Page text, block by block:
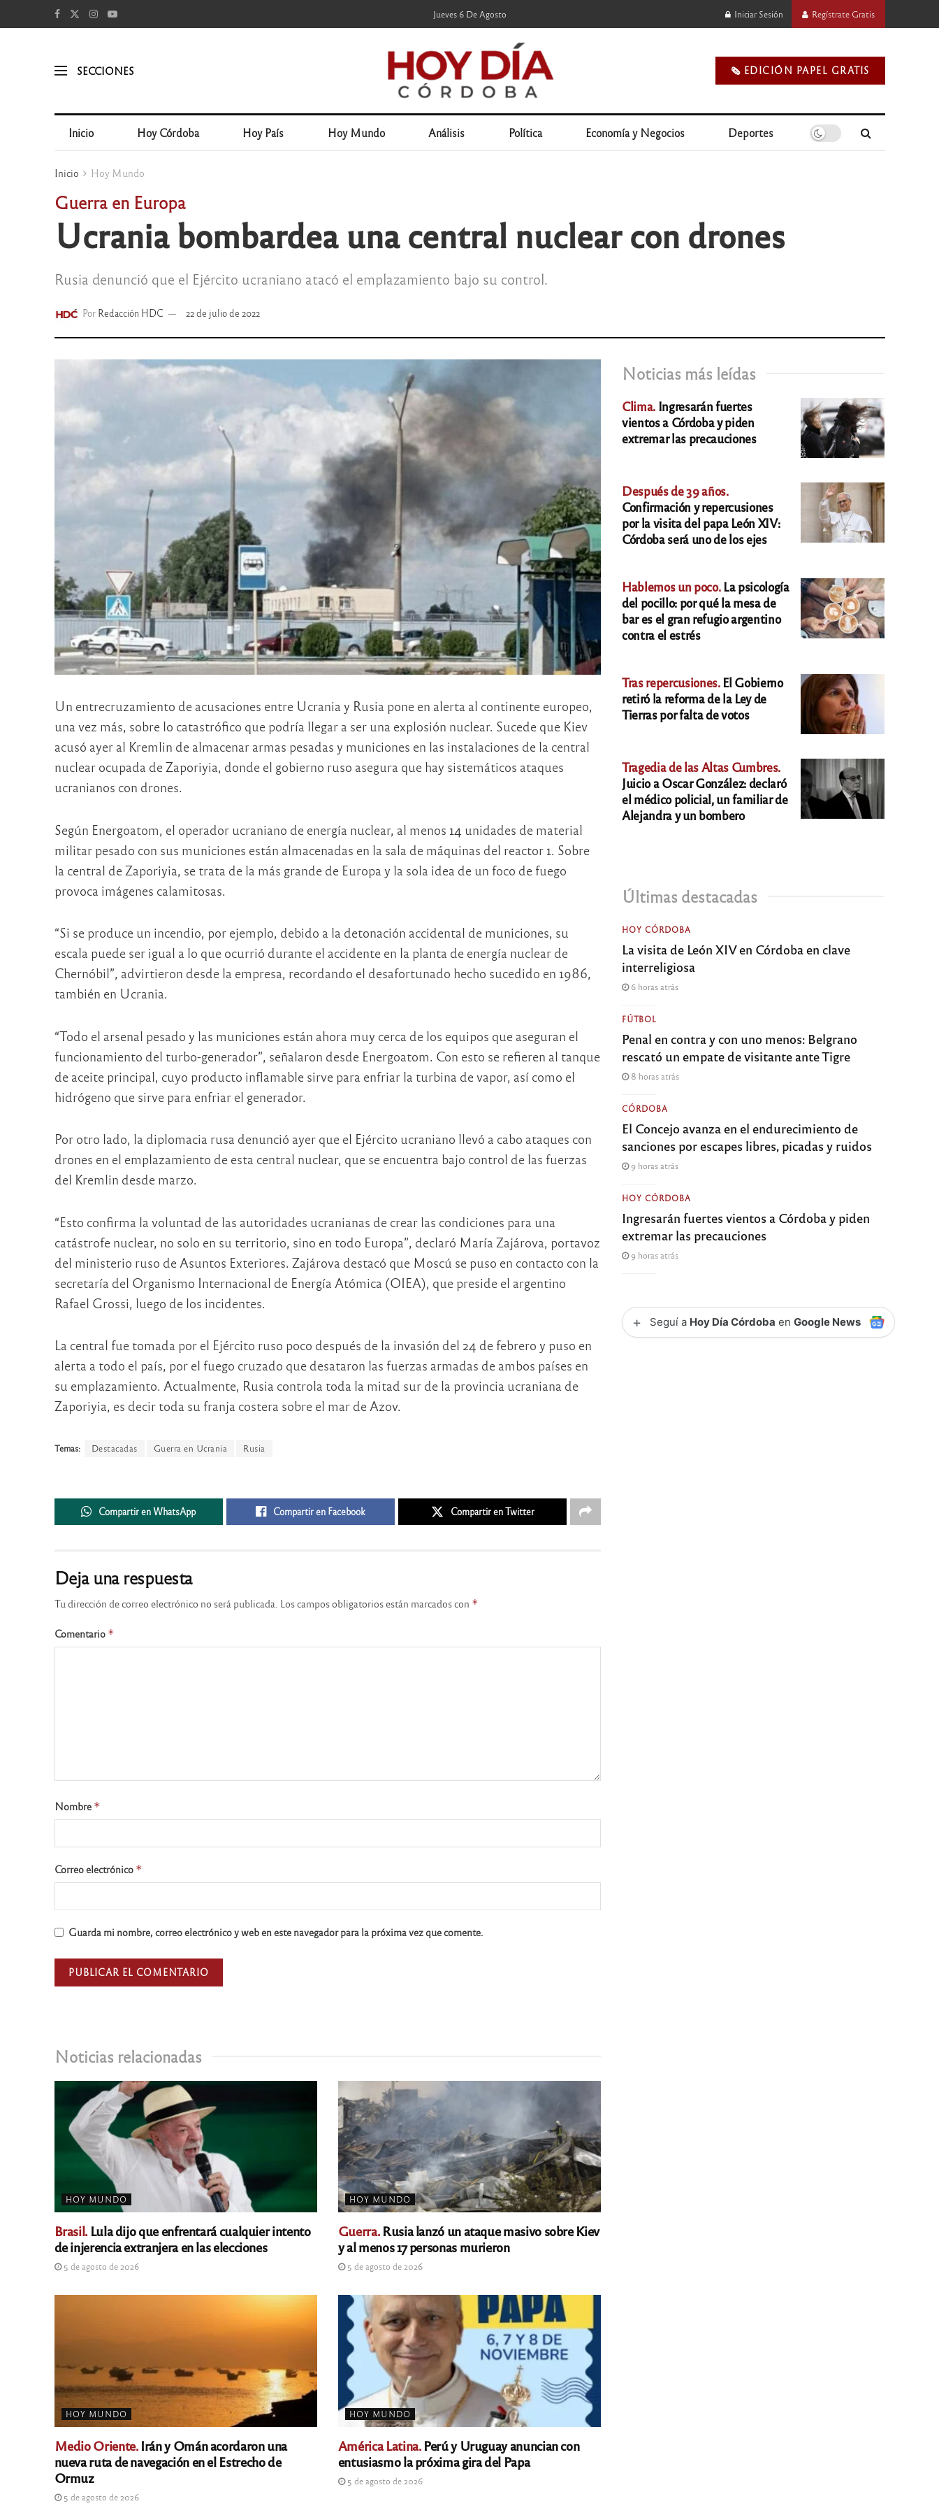
Jueves 6 De Agosto Iniciar Sesión Regístrate Gratis
SECCIONES 🗞️ EDICIÓN PAPEL GRATIS
Inicio Hoy Córdoba Hoy País Hoy Mundo Análisis Política Economía y Negocios Deportes
Inicio Hoy Mundo
Guerra en Europa
Ucrania bombardea una central nuclear con drones
Rusia denunció que el Ejército ucraniano atacó el emplazamiento bajo su control.
Por Redacción HDC 22 de julio de 2022
Un entrecruzamiento de acusaciones entre Ucrania y Rusia pone en alerta al continente europeo,
una vez más, sobre lo catastrófico que podría llegar a ser una explosión nuclear. Sucede que Kiev
acusó ayer al Kremlin de almacenar armas pesadas y municiones en las instalaciones de la central
nuclear ocupada de Zaporiyia, donde el gobierno ruso asegura que hay sistemáticos ataques
ucranianos con drones.
Según Energoatom, el operador ucraniano de energía nuclear, al menos 14 unidades de material
militar pesado con sus municiones están almacenadas en la sala de máquinas del reactor 1. Sobre
la central de Zaporiyia, se trata de la más grande de Europa y la sola idea de un foco de fuego
provoca imágenes calamitosas.
“Si se produce un incendio, por ejemplo, debido a la detonación accidental de municiones, su
escala puede ser igual a lo que ocurrió durante el accidente en la planta de energía nuclear de
Chernóbil”, advirtieron desde la empresa, recordando el desafortunado hecho sucedido en 1986,
también en Ucrania.
“Todo el arsenal pesado y las municiones están ahora muy cerca de los equipos que aseguran el
funcionamiento del turbo-generador”, señalaron desde Energoatom. Con esto se refieren al tanque
de aceite principal, cuyo producto inflamable sirve para enfriar la turbina de vapor, así como el
hidrógeno que sirve para enfriar el generador.
Por otro lado, la diplomacia rusa denunció ayer que el Ejército ucraniano llevó a cabo ataques con
drones en el emplazamiento de esta central nuclear, que se encuentra bajo control de las fuerzas
del Kremlin desde marzo.
“Esto confirma la voluntad de las autoridades ucranianas de crear las condiciones para una
catástrofe nuclear, no solo en su territorio, sino en todo Europa”, declaró María Zajárova, portavoz
del ministerio ruso de Asuntos Exteriores. Zajárova destacó que Moscú se puso en contacto con la
secretaría del Organismo Internacional de Energía Atómica (OIEA), que preside el argentino
Rafael Grossi, luego de los incidentes.
La central fue tomada por el Ejército ruso poco después de la invasión del 24 de febrero y puso en
alerta a todo el país, por el fuego cruzado que desataron las fuerzas armadas de ambos países en
su emplazamiento. Actualmente, Rusia controla toda la mitad sur de la provincia ucraniana de
Zaporiyia, es decir toda su franja costera sobre el mar de Azov.
Temas: Destacadas Guerra en Ucrania Rusia
Compartir en WhatsApp Compartir en Facebook Compartir en Twitter
Noticias relacionadas
HOY MUNDO
Brasil.Lula dijo que enfrentará cualquier intento
de injerencia extranjera en las elecciones
5 de agosto de 2026
HOY MUNDO
Guerra.Rusia lanzó un ataque masivo sobre Kiev
y al menos 17 personas murieron
5 de agosto de 2026
HOY MUNDO
Medio Oriente.Irán y Omán acordaron una
nueva ruta de navegación en el Estrecho de
Ormuz
5 de agosto de 2026
HOY MUNDO
América Latina.Perú y Uruguay anuncian con
entusiasmo la próxima gira del Papa
5 de agosto de 2026
Deja una respuesta
Tu dirección de correo electrónico no será publicada. Los campos obligatorios están marcados con *
Comentario *
Nombre *
Correo electrónico *
Guarda mi nombre, correo electrónico y web en este navegador para la próxima vez que comente.
Noticias más leídas
Clima. Ingresarán fuertes
vientos a Córdoba y piden
extremar las precauciones
Después de 39 años.
Confirmación y repercusiones
por la visita del papa León XIV:
Córdoba será uno de los ejes
Hablemos un poco.La psicología
del pocillo: por qué la mesa de
bar es el gran refugio argentino
contra el estrés
Tras repercusiones.El Gobierno
retiró la reforma de la Ley de
Tierras por falta de votos
Tragedia de las Altas Cumbres.
Juicio a Oscar González: declaró
el médico policial, un familiar de
Alejandra y un bombero
Últimas destacadas
HOY CÓRDOBA
La visita de León XIV en Córdoba en clave
interreligiosa
6 horas atrás
FÚTBOL
Penal en contra y con uno menos: Belgrano
rescató un empate de visitante ante Tigre
8 horas atrás
CÓRDOBA
El Concejo avanza en el endurecimiento de
sanciones por escapes libres, picadas y ruidos
9 horas atrás
HOY CÓRDOBA
Ingresarán fuertes vientos a Córdoba y piden
extremar las precauciones
9 horas atrás
+ Seguí a Hoy Día Córdoba enGoogle News